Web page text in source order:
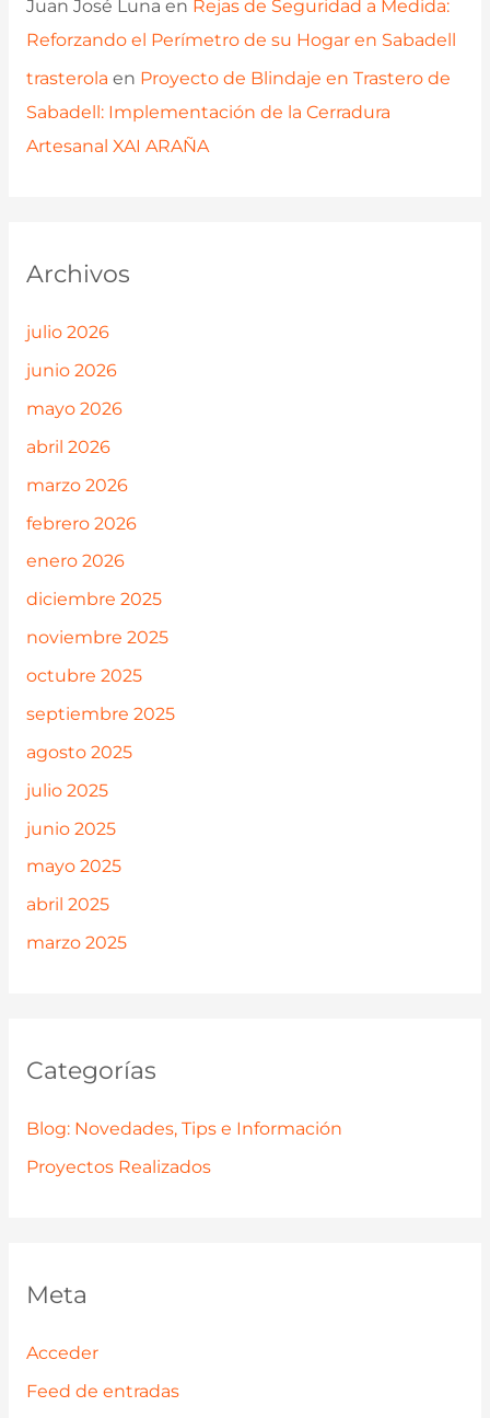
Juan José Luna en Rejas de Seguridad a Medida:
Reforzando el Perímetro de su Hogar en Sabadell
trasterola en Proyecto de Blindaje en Trastero de
Sabadell: Implementación de la Cerradura
Artesanal XAI ARAÑA
Archivos
julio 2026
junio 2026
mayo 2026
abril 2026
marzo 2026
febrero 2026
enero 2026
diciembre 2025
noviembre 2025
octubre 2025
septiembre 2025
agosto 2025
julio 2025
junio 2025
mayo 2025
abril 2025
marzo 2025
Categorías
Blog: Novedades, Tips e Información
Proyectos Realizados
Meta
Acceder
Feed de entradas